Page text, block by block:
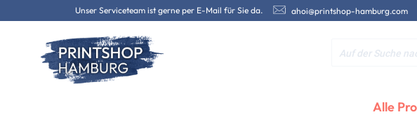
Unser Serviceteam ist gerne per E-Mail für Sie da. ahoi@printshop-hamburg.com
Alle